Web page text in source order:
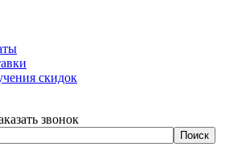
скидок
звонок